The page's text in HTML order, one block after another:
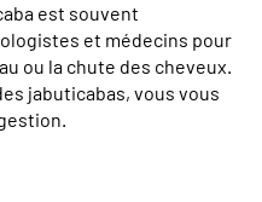
est souvent
et médecins pour
ou la chute des cheveux.
jabuticabas, vous vous